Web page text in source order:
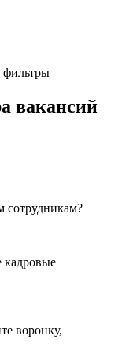
фильтры
вакансий
сотрудникам?
кадровые
воронку,